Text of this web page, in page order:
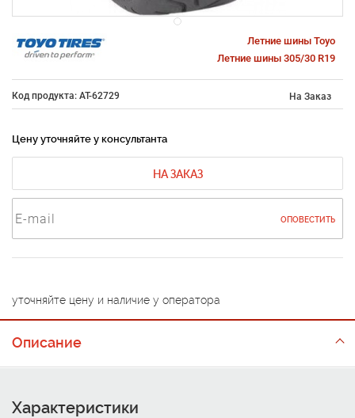
Летние шины Toyo
Летние шины 305/30 R19
Код продукта: AT-62729 На Заказ
Цену уточняйте у консультанта
НА ЗАКАЗ
ОПОВЕСТИТЬ
уточняйте цену и наличие у оператора
Описание
Характеристики